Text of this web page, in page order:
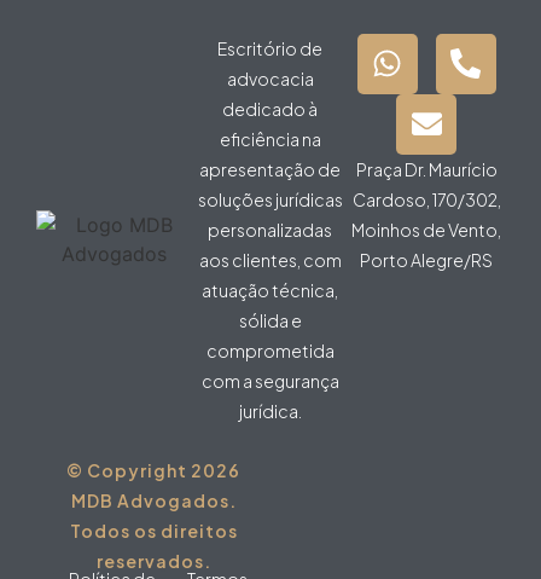
Escritório de
advocacia
dedicado à
eficiência na
apresentação de
soluções jurídicas
personalizadas
aos clientes, com
atuação técnica,
sólida e
comprometida
com a segurança
jurídica.
Praça Dr. Maurício
Cardoso, 170/302,
Moinhos de Vento,
Porto Alegre/RS
© Copyright 2026
MDB Advogados.
Todos os direitos
reservados.